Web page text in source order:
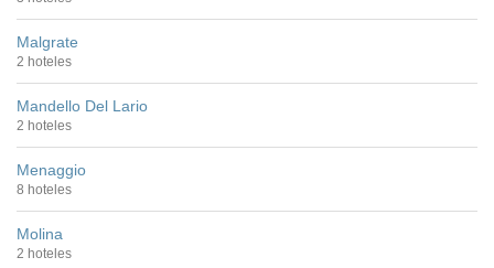
Malgrate
2 hoteles
Mandello Del Lario
2 hoteles
Menaggio
8 hoteles
Molina
2 hoteles